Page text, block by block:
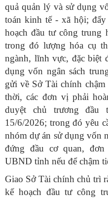
quả quản lý và sử dụng
toán kinh tế - xã hội;
hoạch đầu tư công trung
trong đó lượng hóa cụ
ngành, lĩnh vực, đặc biệt
dụng vốn ngân sách
gửi về Sở Tài chính
thời, các đơn vị phải
duyệt chủ trương đầu
15/6/2026; trong đó yêu
nhóm dự án sử dụng vốn
đứng đầu cơ quan,
UBND tỉnh nếu để chậm
Giao Sở Tài chính chủ trì
kế hoạch đầu tư công